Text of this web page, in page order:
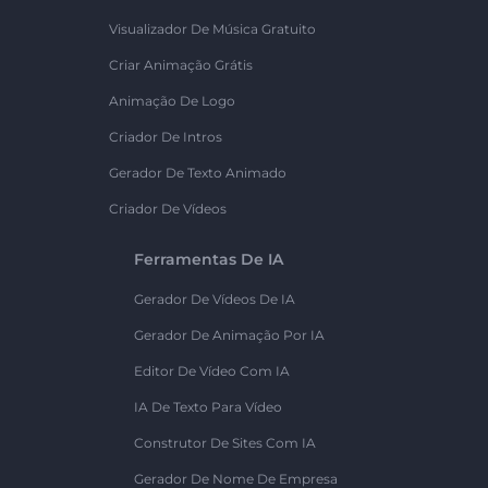
Visualizador De Música Gratuito
Criar Animação Grátis
Animação De Logo
Criador De Intros
Gerador De Texto Animado
Criador De Vídeos
Ferramentas De IA
Gerador De Vídeos De IA
Gerador De Animação Por IA
Editor De Vídeo Com IA
IA De Texto Para Vídeo
Construtor De Sites Com IA
Gerador De Nome De Empresa